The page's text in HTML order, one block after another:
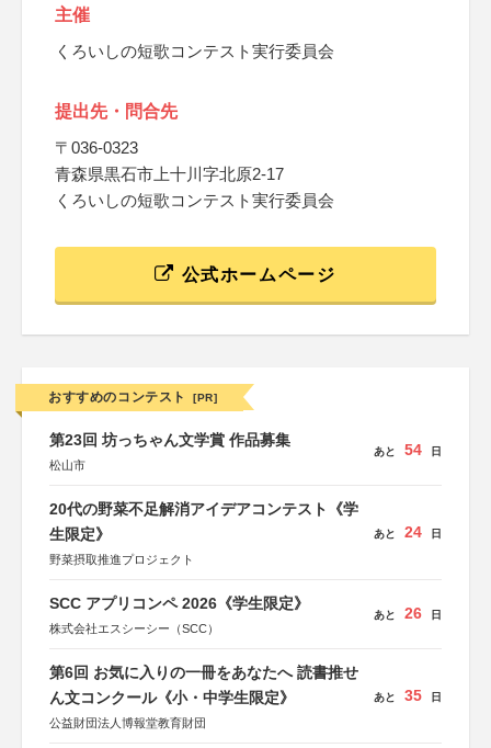
主催
くろいしの短歌コンテスト実行委員会
提出先・問合先
〒036-0323
青森県黒石市上十川字北原2-17
くろいしの短歌コンテスト実行委員会
公式ホームページ
おすすめのコンテスト [PR]
第23回 坊っちゃん文学賞 作品募集
松山市
あと 54 日
20代の野菜不足解消アイデアコンテスト《学
生限定》
野菜摂取推進プロジェクト
あと 24 日
SCC アプリコンペ 2026《学生限定》
株式会社エスシーシー（SCC）
あと 26 日
第6回 お気に入りの一冊をあなたへ 読書推せ
ん文コンクール《小・中学生限定》
公益財団法人博報堂教育財団
あと 35 日